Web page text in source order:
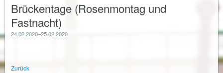
Brückentage (Rosenmontag und
Fastnacht)
24.02.2020–25.02.2020
Zurück